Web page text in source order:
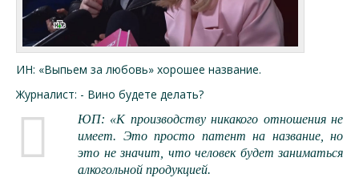
ИН: «Выпьем за любовь» хорошее название.
Журналист: - Вино будете делать?
ЮП: «К производству никакого отношения не
имеет. Это просто патент на название, но
это не значит, что человек будет заниматься
алкогольной продукцией.